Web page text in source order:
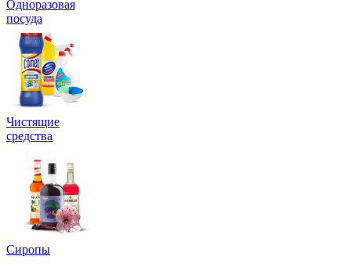
Одноразовая
посуда
Чистящие
средства
Сиропы